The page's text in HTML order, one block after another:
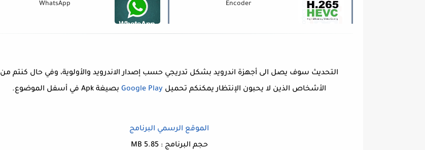
Encoder
WhatsApp
التحديث سوف يصل الى أجهزة اندرويد بشكل تدريجي حسب إصدار الاندرويد والأولوية، وفي حال كنتم من
الأشخاص الذين لا يحبون الإنتظار يمكنكم تحميل Google Play بصيغة Apk في أسفل الموضوع.
الموقع الرسمي البرنامج
حجم البرنامج : 5.85 MB